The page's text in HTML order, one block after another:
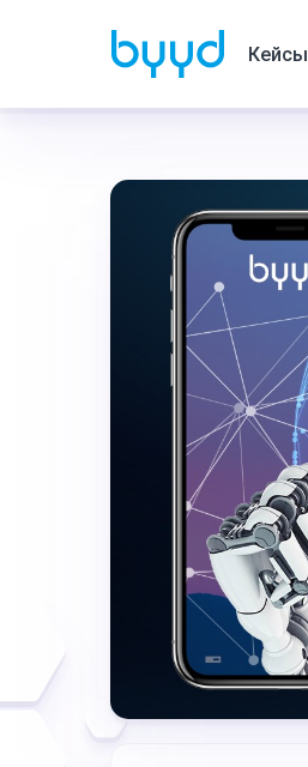
Кейсы